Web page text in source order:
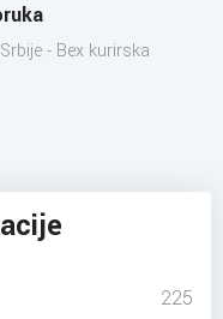
- Bex kurirska
225